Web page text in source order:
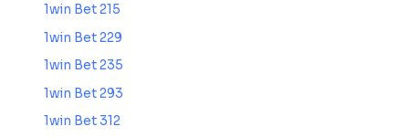
1win Bet 215
1win Bet 229
1win Bet 235
1win Bet 293
1win Bet 312